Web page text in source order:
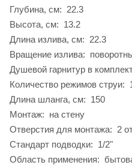
Глубина, см: 22.3
Высота, см: 13.2
Длина излива, см: 22.3
Вращение излива:
Душевой гарнитур в
Количество режимов струи:
Длина шланга, см: 150
Монтаж: на стену
Отверстия для монтажа: 2
Стандарт подводки: 1/2"
Область применения: